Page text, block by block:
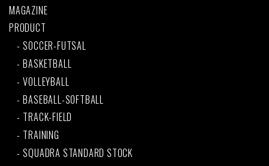
MAGAZINE
PRODUCT
SOCCER-FUTSAL
BASKETBALL
VOLLEYBALL
BASEBALL-SOFTBALL
TRACK-FIELD
TRAINING
SQUADRA STANDARD STOCK